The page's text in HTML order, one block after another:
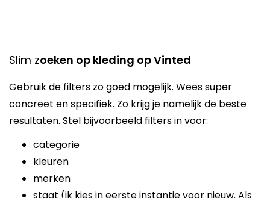
Slim zoeken op kleding op Vinted
Gebruik de filters zo goed mogelijk. Wees super
concreet en specifiek. Zo krijg je namelijk de beste
resultaten. Stel bijvoorbeeld filters in voor:
categorie
kleuren
merken